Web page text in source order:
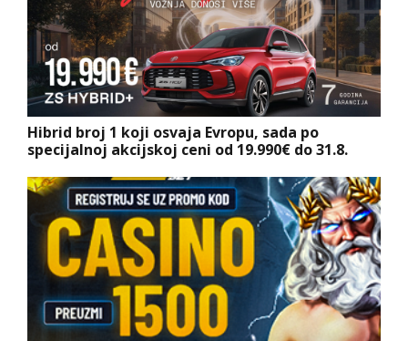
Hibrid broj 1 koji osvaja Evropu, sada po
specijalnoj akcijskoj ceni od 19.990€ do 31.8.